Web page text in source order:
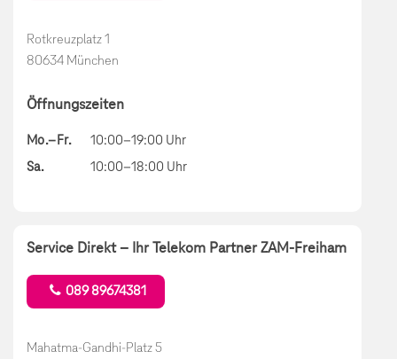
Rotkreuzplatz 1
80634 München
Öffnungszeiten
Mo.–Fr.
10:00–19:00 Uhr
Sa.
10:00–18:00 Uhr
Service Direkt – Ihr Telekom Partner ZAM-Freiham
089 89674381
Mahatma-Gandhi-Platz 5